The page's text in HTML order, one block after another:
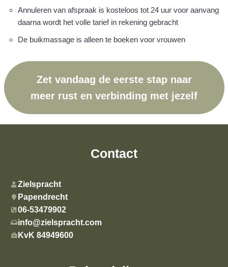
Annuleren van afspraak is kosteloos tot 24 uur voor aanvang
daarna wordt het volle tarief in rekening gebracht
De buikmassage is alleen te boeken voor vrouwen
Zet vandaag de eerste stap naar
meer rust en verbinding met jezelf
Contact
Zielspracht
Papendrecht
06-53479902
info@zielspracht.com
KvK 84949600